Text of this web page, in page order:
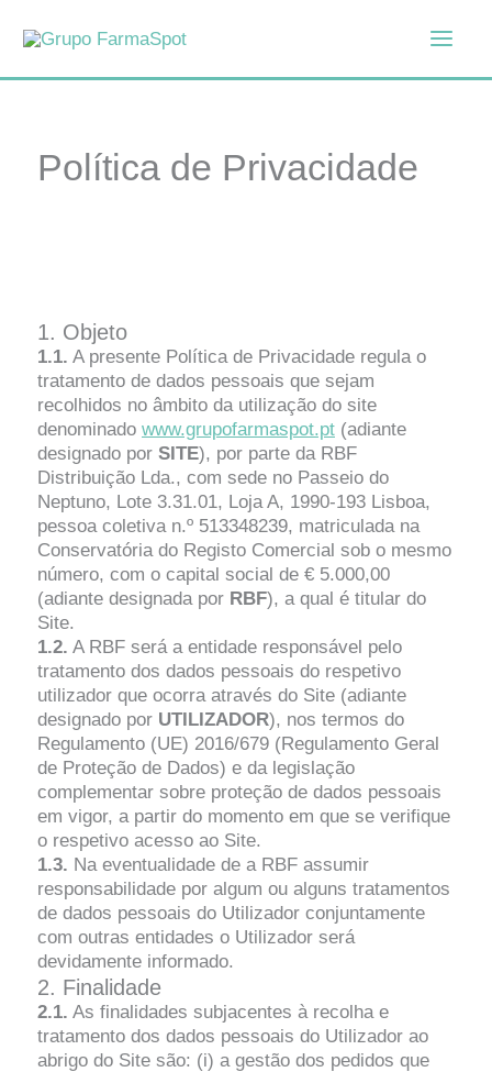
Política de Privacidade
1. Objeto
1.1. A presente Política de Privacidade regula o
tratamento de dados pessoais que sejam
recolhidos no âmbito da utilização do site
denominado www.grupofarmaspot.pt (adiante
designado por SITE), por parte da RBF
Distribuição Lda., com sede no Passeio do
Neptuno, Lote 3.31.01, Loja A, 1990-193 Lisboa,
pessoa coletiva n.º 513348239, matriculada na
Conservatória do Registo Comercial sob o mesmo
número, com o capital social de € 5.000,00
(adiante designada por RBF), a qual é titular do
Site.
1.2. A RBF será a entidade responsável pelo
tratamento dos dados pessoais do respetivo
utilizador que ocorra através do Site (adiante
designado por UTILIZADOR), nos termos do
Regulamento (UE) 2016/679 (Regulamento Geral
de Proteção de Dados) e da legislação
complementar sobre proteção de dados pessoais
em vigor, a partir do momento em que se verifique
o respetivo acesso ao Site.
1.3. Na eventualidade de a RBF assumir
responsabilidade por algum ou alguns tratamentos
de dados pessoais do Utilizador conjuntamente
com outras entidades o Utilizador será
devidamente informado.
2. Finalidade
2.1. As finalidades subjacentes à recolha e
tratamento dos dados pessoais do Utilizador ao
abrigo do Site são: (i) a gestão dos pedidos que